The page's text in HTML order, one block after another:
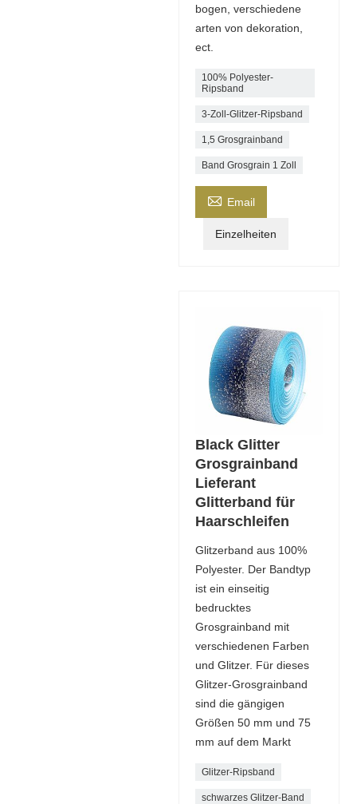
bogen, verschiedene
arten von dekoration,
ect.
100% Polyester-
Ripsband
3-Zoll-Glitzer-Ripsband
1,5 Grosgrainband
Band Grosgrain 1 Zoll
 Email
Einzelheiten
Black Glitter
Grosgrainband
Lieferant
Glitterband für
Haarschleifen
Glitzerband aus 100%
Polyester. Der Bandtyp
ist ein einseitig
bedrucktes
Grosgrainband mit
verschiedenen Farben
und Glitzer. Für dieses
Glitzer-Grosgrainband
sind die gängigen
Größen 50 mm und 75
mm auf dem Markt
Glitzer-Ripsband
schwarzes Glitzer-Band